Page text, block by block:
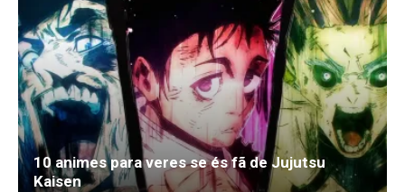
10 animes para veres se és fã de Jujutsu
Kaisen